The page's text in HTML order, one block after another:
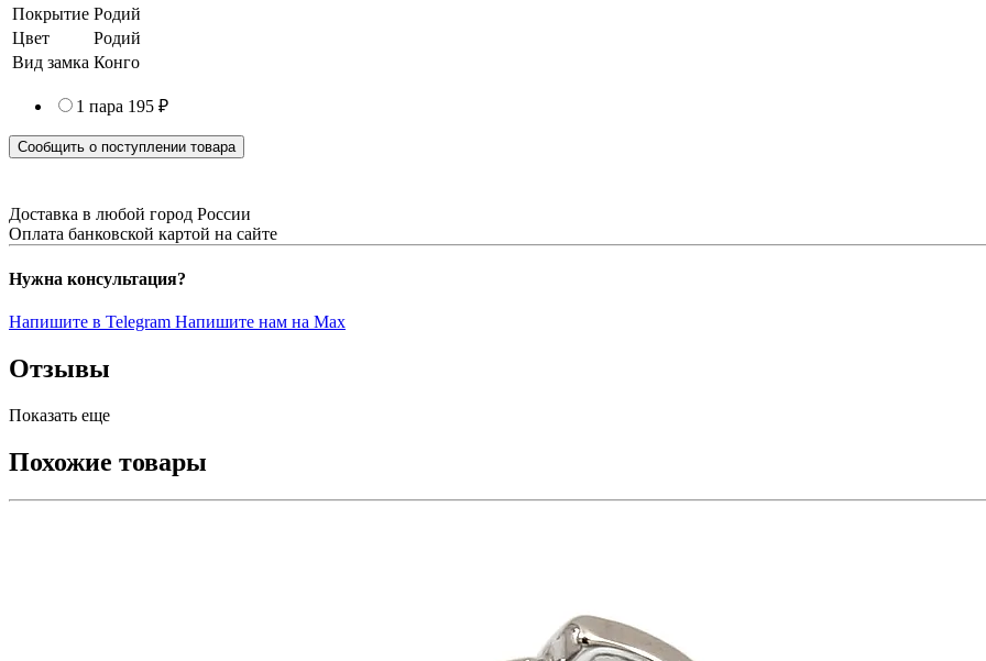
Покрытие Родий
Цвет
Родий
Вид замка Конго
1 пара 195 ₽
Сообщить о поступлении товара
Доставка в любой город России
Оплата банковской картой на сайте
Нужна консультация?
Напишите в Telegram Напишите нам на Max
Отзывы
Показать еще
Похожие товары